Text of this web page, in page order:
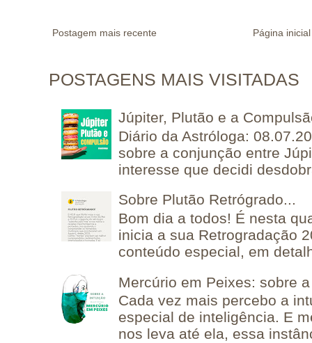
Postagem mais recente Página inicial
POSTAGENS MAIS VISITADAS
Júpiter, Plutão e a
Diário da Astróloga:
sobre a conjunção entre
interesse que decidi
Sobre Plutão Retrógrado...
Bom dia a todos! É nesta
inicia a sua Retrogradação
conteúdo especial, em
Mercúrio em Peixes: sobre
Cada vez mais percebo a
especial de inteligência. E
nos leva até ela, essa